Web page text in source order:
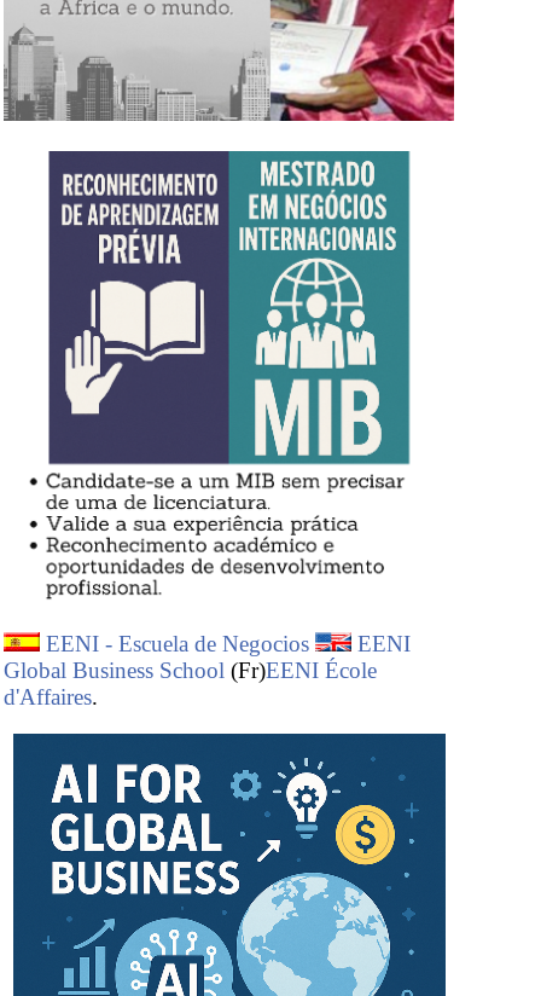
EENI - Escuela de Negocios
EENI
Global Business School (Fr)EENI École
d'Affaires.